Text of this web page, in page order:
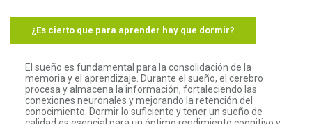
¿Es cierto que para aprender hay que dormir?
El sueño es fundamental para la consolidación de la
memoria y el aprendizaje. Durante el sueño, el cerebro
procesa y almacena la información, fortaleciendo las
conexiones neuronales y mejorando la retención del
conocimiento. Dormir lo suficiente y tener un sueño de